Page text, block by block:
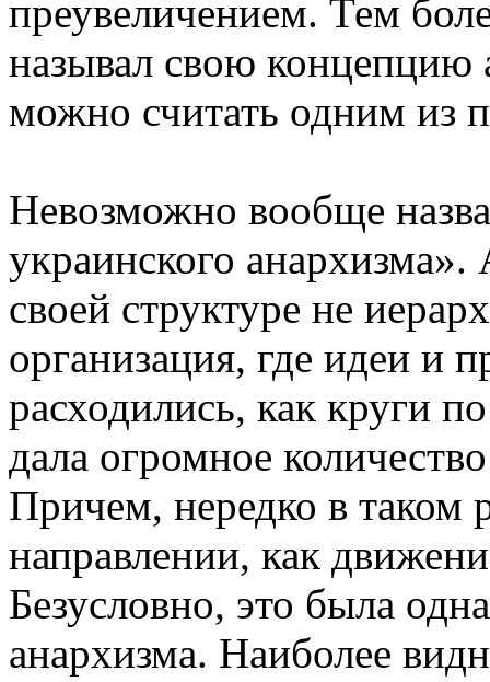
преувеличением. Тем
называл свою концепцию
можно считать одним из
Невозможно вообще
украинского
своей структуре не
организация, где идеи и
расходились, как круги
дала огромное
Причем, нередко в таком
направлении, как
Безусловно, это была
анархизма. Наиболее